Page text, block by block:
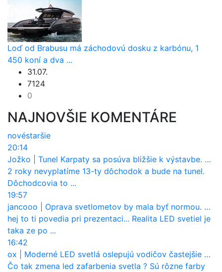
Loď od Brabusu má záchodovú dosku z karbónu, 1
450 koní a dva ...
31.07.
7124
0
NAJNOVŠIE KOMENTÁRE
novéstaršie
20:14
Jožko
Tunel Karpaty sa posúva bližšie k výstavbe. NDS urobila dôležitý krok
2 roky nevyplatíme 13-ty dôchodok a bude na tunel.
Dôchodcovia to ...
19:57
jancooo
Oprava svetlometov by mala byť normou. Jeden nový dnes stojí priemerne 1251 eur!
hej to ti povedia pri prezentaci... Realita LED svetiel je
taka ze po ...
16:42
ox
Moderné LED svetlá oslepujú vodičov častejšie než staré halogény
Čo tak zmena led zafarbenia svetla ? Sú rôzne farby